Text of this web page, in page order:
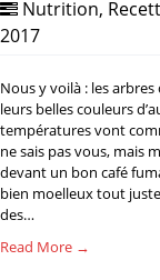
Nutrition,
2017
Nous y voilà : les arbres
leurs belles couleurs
températures vont
ne sais pas vous, mais
devant un bon café
bien moelleux tout
des…
Read More →